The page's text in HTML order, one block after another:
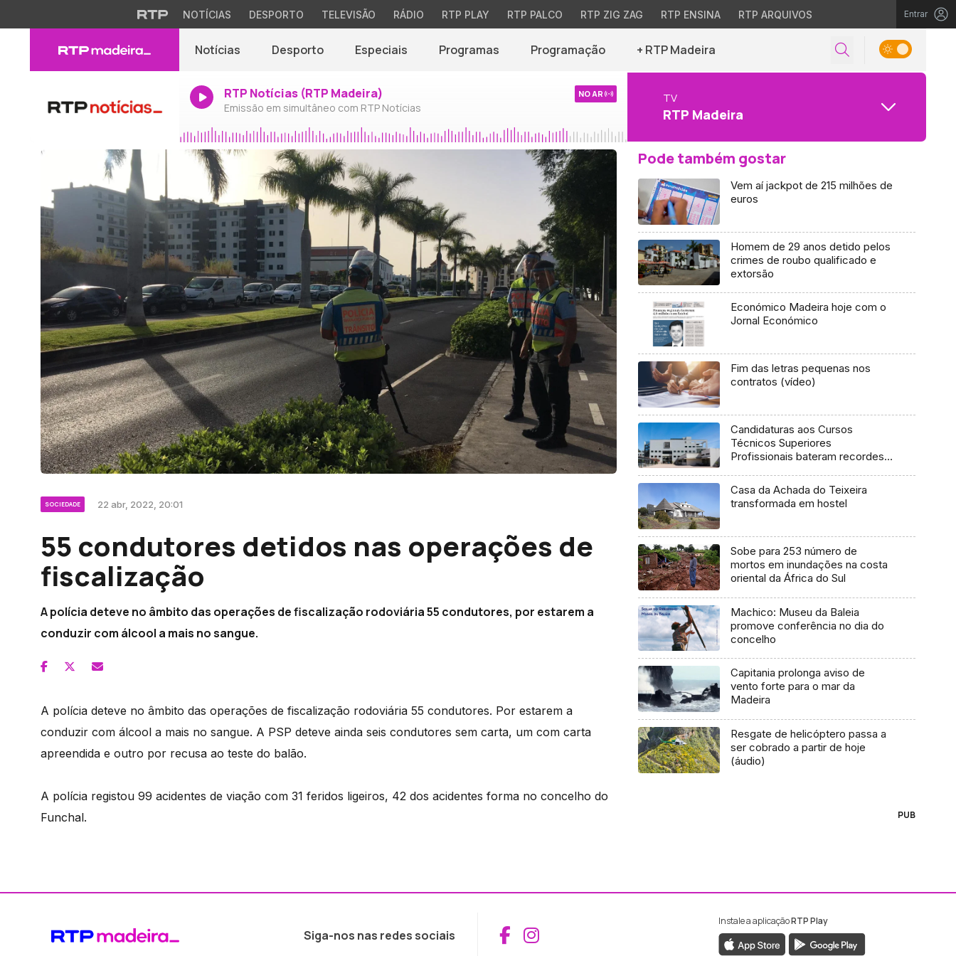
NOTÍCIAS DESPORTO TELEVISÃO RÁDIO RTP PLAY RTP PALCO RTP ZIG ZAG RTP ENSINA RTP ARQUIVOS Entrar
Notícias Desporto Especiais Programas Programação + RTP Madeira
RTP Notícias (RTP Madeira)
Emissão em simultâneo com RTP Notícias
NO AR TV
RTP Madeira
SOCIEDADE 22 abr, 2022, 20:01
55 condutores detidos nas operações de
fiscalização
A polícia deteve no âmbito das operações de fiscalização rodoviária 55 condutores, por estarem a
conduzir com álcool a mais no sangue.
A polícia deteve no âmbito das operações de fiscalização rodoviária 55 condutores. Por estarem a
conduzir com álcool a mais no sangue. A PSP deteve ainda seis condutores sem carta, um com carta
apreendida e outro por recusa ao teste do balão.
A polícia registou 99 acidentes de viação com 31 feridos ligeiros, 42 dos acidentes forma no concelho do
Funchal.
Pode também gostar
Vem aí jackpot de 215 milhões de
euros
Homem de 29 anos detido pelos
crimes de roubo qualificado e
extorsão
Económico Madeira hoje com o
Jornal Económico
Fim das letras pequenas nos
contratos (vídeo)
Candidaturas aos Cursos
Técnicos Superiores
Profissionais bateram recordes
Casa da Achada do Teixeira
transformada em hostel
Sobe para 253 número de
mortos em inundações na costa
oriental da África do Sul
Machico: Museu da Baleia
promove conferência no dia do
concelho
Capitania prolonga aviso de
vento forte para o mar da
Madeira
Resgate de helicóptero passa a
ser cobrado a partir de hoje
(áudio)
PUB
Siga-nos nas redes sociais Aceder ao Facebook da RTP Madeira
Aceder ao Instagram da RTP Madeira
Instale a aplicaçãoRTP Play